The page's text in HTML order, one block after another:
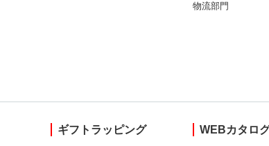
物流部門
ギフトラッピング WEBカタロ